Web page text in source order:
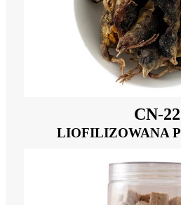
CN-22
LIOFILIZOWANA